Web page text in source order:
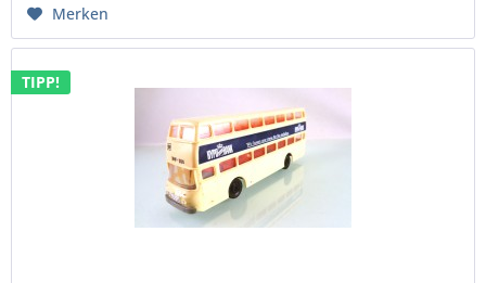
Merken
TIPP!